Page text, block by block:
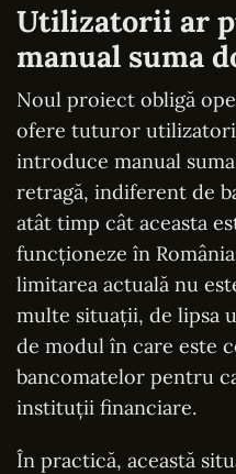
Utilizatorii ar
manual suma
Noul proiect obligă
ofere tuturor
introduce manual
retragă, indiferent de
atât timp cât aceasta
funcționeze în
limitarea actuală nu
multe situații, de lipsa
de modul în care este
bancomatelor pentru
instituții financiare.
În practică, această